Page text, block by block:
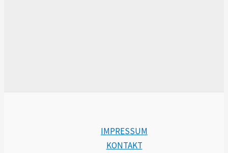
IMPRESSUM
KONTAKT